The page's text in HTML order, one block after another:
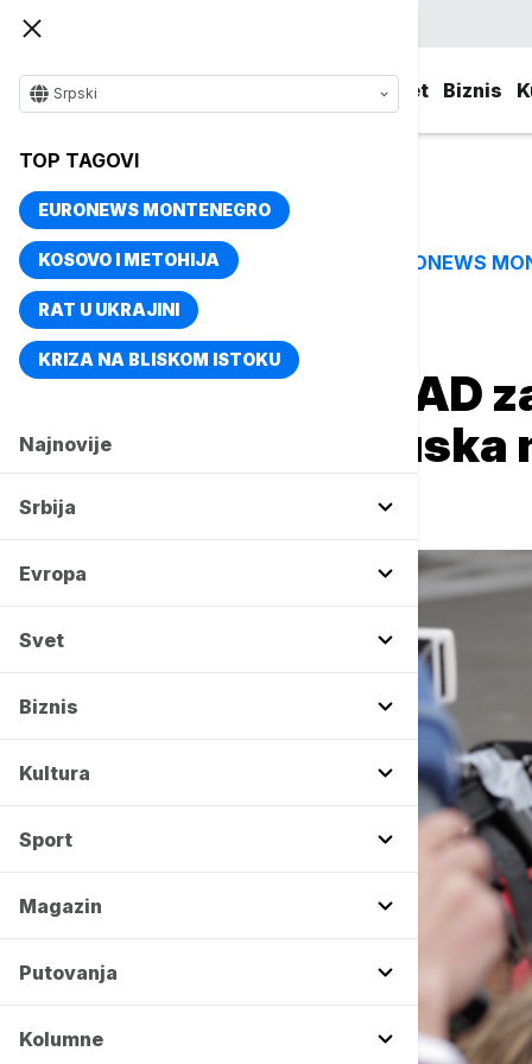
Svet Biznis
Srpski
TOP TAGOVI
EURONEWS MONTENEGRO
KOSOVO I METOHIJA
RAT U UKRAJINI
KRIZA NA BLISKOM ISTOKU
Najnovije
Srbija
Evropa
Svet
Biznis
Kultura
Sport
Magazin
Putovanja
Kolumne
TOP TAGOVI EURONEWS
Naslovna Svet
Makron: Iran i SAD
moreuz, Francuska
Sloboda"